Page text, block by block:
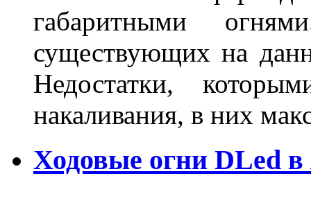
габаритными
существующих на
Недостатки,
накаливания, в них
Ходовые огни DLed в